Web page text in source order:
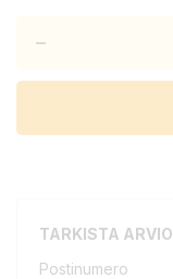
–
TARKISTA
Postinumero